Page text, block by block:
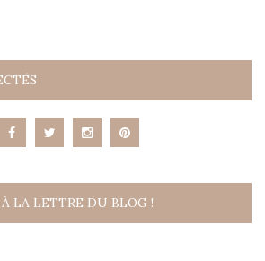
LA LETTRE DU BLOG !